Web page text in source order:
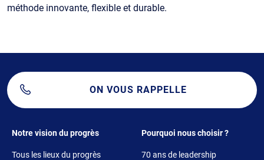
méthode innovante, flexible et durable.
ON VOUS RAPPELLE
Footer 1
Notre vision du progrès
Tous les lieux du progrès
Footer 2
Pourquoi nous choisir ?
70 ans de leadership